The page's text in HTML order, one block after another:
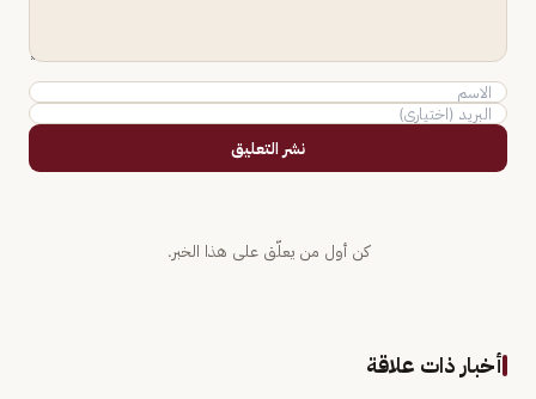
نشر التعليق
كن أول من يعلّق على هذا الخبر.
أخبار ذات علاقة